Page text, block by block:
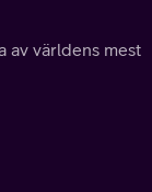
av världens mest